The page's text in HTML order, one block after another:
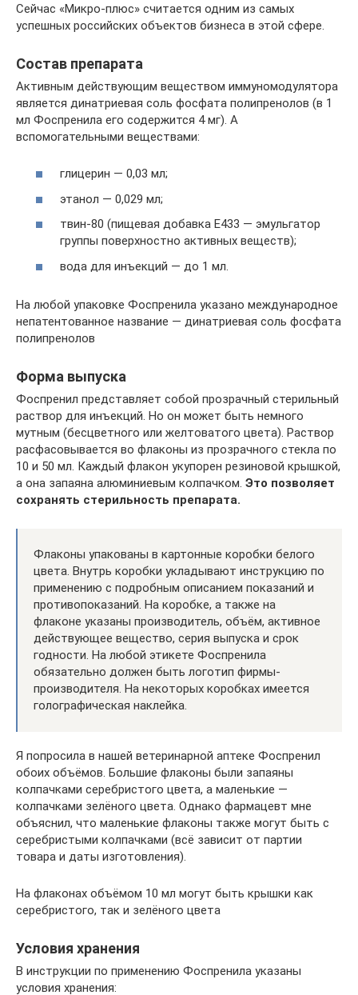
Сейчас «Микро-плюс» считается одним из самых
успешных российских объектов бизнеса в этой сфере.
Состав препарата
Активным действующим веществом иммуномодулятора
является динатриевая соль фосфата полипренолов (в 1
мл Фоспренила его содержится 4 мг). А
вспомогательными веществами:
глицерин — 0,03 мл;
этанол — 0,029 мл;
твин-80 (пищевая добавка Е433 — эмульгатор
группы поверхностно активных веществ);
вода для инъекций — до 1 мл.
На любой упаковке Фоспренила указано международное
непатентованное название — динатриевая соль фосфата
полипренолов
Форма выпуска
Фоспренил представляет собой прозрачный стерильный
раствор для инъекций. Но он может быть немного
мутным (бесцветного или желтоватого цвета). Раствор
расфасовывается во флаконы из прозрачного стекла по
10 и 50 мл. Каждый флакон укупорен резиновой крышкой,
а она запаяна алюминиевым колпачком. Это позволяет
сохранять стерильность препарата.
Флаконы упакованы в картонные коробки белого
цвета. Внутрь коробки укладывают инструкцию по
применению с подробным описанием показаний и
противопоказаний. На коробке, а также на
флаконе указаны производитель, объём, активное
действующее вещество, серия выпуска и срок
годности. На любой этикете Фоспренила
обязательно должен быть логотип фирмы-
производителя. На некоторых коробках имеется
голографическая наклейка.
Я попросила в нашей ветеринарной аптеке Фоспренил
обоих объёмов. Большие флаконы были запаяны
колпачками серебристого цвета, а маленькие —
колпачками зелёного цвета. Однако фармацевт мне
объяснил, что маленькие флаконы также могут быть с
серебристыми колпачками (всё зависит от партии
товара и даты изготовления).
На флаконах объёмом 10 мл могут быть крышки как
серебристого, так и зелёного цвета
Условия хранения
В инструкции по применению Фоспренила указаны
условия хранения: